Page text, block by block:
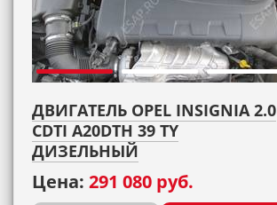
ДВИГАТЕЛЬ OPEL INSIGNIA 2.0
CDTI A20DTH 39 TY
ДИЗЕЛЬНЫЙ
Цена: 291 080 руб.